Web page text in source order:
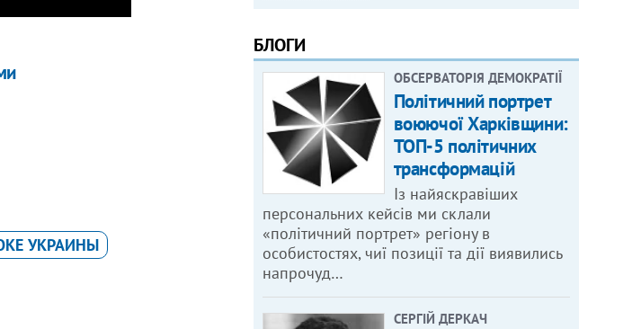
УКРАИНЫ
БЛОГИ
ОБСЕРВАТОРІЯ ДЕМОКРАТІЇ
Політичний портрет
воюючої Харківщини:
ТОП-5 політичних
трансформацій
Із найяскравіших
персональних кейсів ми склали
«політичний портрет» регіону в
особистостях, чиї позиції та дії виявились
напрочуд…
СЕРГІЙ ДЕРКАЧ